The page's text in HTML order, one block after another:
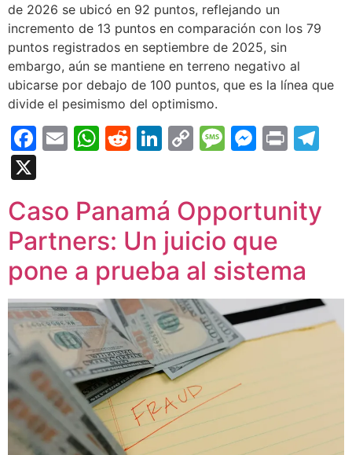
de 2026 se ubicó en 92 puntos, reflejando un
incremento de 13 puntos en comparación con los 79
puntos registrados en septiembre de 2025, sin
embargo, aún se mantiene en terreno negativo al
ubicarse por debajo de 100 puntos, que es la línea que
divide el pesimismo del optimismo.
Facebook
EmailWhatsApp
Reddit
LinkedIn
CopyMessage
Print
Caso Panamá Opportunity
Partners: Un juicio que
pone a prueba al sistema